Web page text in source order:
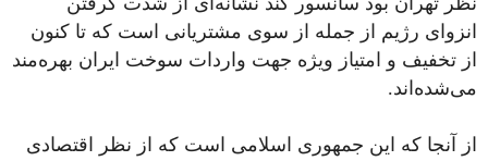
انزوای رژیم از جمله از سوی مشتریانی است که تا کنون
از تخفیف و امتیاز ویژه جهت واردات سوخت ایران بهره‌مند
می‌شده‌اند.
از آنجا که این جمهوری اسلامی است که از نظر اقتصادی